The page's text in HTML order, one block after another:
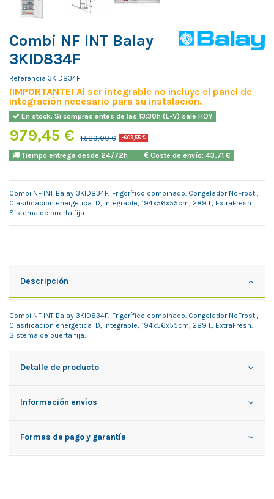
Combi NF INT Balay
3KID834F
Referencia 3KID834F
¡IMPORTANTE! Al ser integrable no incluye el panel de
integración necesario para su instalación.
En stock. Si compras antes de las 13:30h (L-V) sale HOY
979,45 € 1.589,00 € -609,55 €
Tiempo entrega desde 24/72h Coste de envío: 43,71 €
Combi NF INT Balay 3KID834F, Frigorífico combinado. Congelador NoFrost ,
Clasificacion energetica "D, Integrable, 194x56x55cm, 289 l., ExtraFresh.
Sistema de puerta fija.
Descripción
Combi NF INT Balay 3KID834F, Frigorífico combinado. Congelador NoFrost ,
Clasificacion energetica "D, Integrable, 194x56x55cm, 289 l., ExtraFresh.
Sistema de puerta fija.
Detalle de producto
Información envíos
Formas de pago y garantía